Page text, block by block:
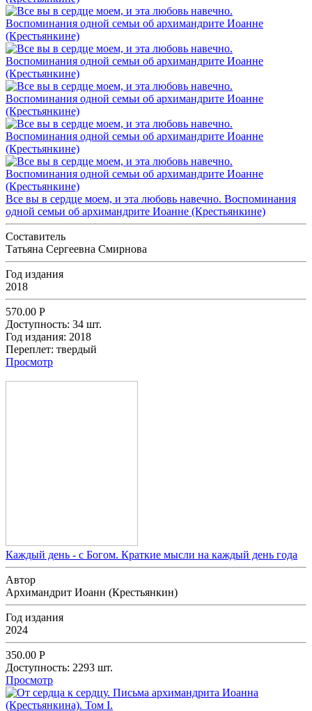
Все вы в сердце моем, и эта любовь навечно. Воспоминания
одной семьи об архимандрите Иоанне (Крестьянкине)
Составитель
Татьяна Сергеевна Смирнова
Год издания
2018
570.00 Р
Доступность: 34 шт.
Год издания: 2018
Переплет: твердый
Просмотр
Каждый день - с Богом. Краткие мысли на каждый день года
Автор
Архимандрит Иоанн (Крестьянкин)
Год издания
2024
350.00 Р
Доступность: 2293 шт.
Просмотр